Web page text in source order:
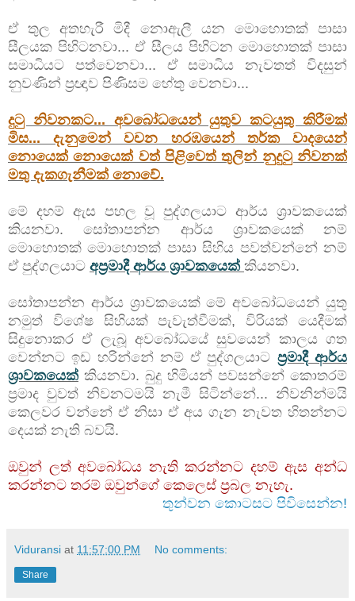
ඒ තුල අතහැරී මිදී නොඇලී යන මොහොතක් පාසා
සීලයක පිහිටනවා... ඒ සීලය පිහිටන මොහොතක් පාසා
සමාධියට පත්වෙනවා... ඒ සමාධිය නැවතත් විදසුන්
නුවණින් ප්‍රඥාව පිණිසම හේතු වෙනවා...
දුටු නිවනකට... අවබෝධයෙන් යුතුව කටයුතු කිරීමක්
මිස... දැනුමෙන් වචන හරඹයෙන් තර්ක වාදයෙන්
නොයෙක් නොයෙක් වත් පිළිවෙත් තුලින් නුදුටු නිවනක්
මතු දැකගැනීමක් නොවේ.
මේ දහම් ඇස පහල වූ පුද්ගලයාට ආර්ය ශ්‍රාවකයෙක්
කියනවා. සෝතාපන්න ආර්ය ශ්‍රාවකයෙක් නම්
මොහොතක් මොහොතක් පාසා සිහිය පවත්වන්නේ නම්
ඒ පුද්ගලයාට අප්‍රමාදී ආර්ය ශ්‍රාවකයෙක් කියනවා.
සෝතාපන්න ආර්ය ශ්‍රාවකයෙක් මේ අවබෝධයෙන් යුතු
නමුත් විශේෂ සිහියක් පැවැත්වීමක්, විරියක් යෙදීමක්
සිදුනොකර ඒ ලැබූ අවබෝධයේ සුවයෙන් කාලය ගත
වෙන්නට ඉඩ හරින්නේ නම් ඒ පුද්ගලයාට ප්‍රමාදී ආර්ය
ශ්‍රාවකයෙක්කියනවා. බුදු හිමියන් පවසන්නේ කොතරම්
ප්‍රමාද වුවත් නිවනටමයි නැමී සිටින්නේ... නිවනින්මයි
කෙලවර වන්නේ ඒ නිසා ඒ අය ගැන නැවත හිතන්නට
දෙයක් නැති බවයි.
ඔවුන් ලත් අවබෝධය නැති කරන්නට දහම් ඇස අන්ධ
කරන්නට තරම් ඔවුන්ගේ කෙලෙස් ප්‍රබල නැහැ.
තුන්වන කොටසට පිවිසෙන්න!
Viduransi at 11:57:00 PM No comments:
Share